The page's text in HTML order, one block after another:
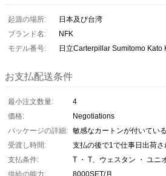
起源の場所:
日本及び台湾
ブランド名:
NFK
モデル番号:
日立Carterpillar Sumitomo Kato
お支払配送条件
最小注文数量:
4
価格:
Negotiations
パッケージの詳細: 敏感なカートンが付いてい
受渡し時間:
支払の後で1で仕事日出荷さ
支払条件:
T ・ T、ウェスタン ・ ユニ
供給の能力:
8000SET/月